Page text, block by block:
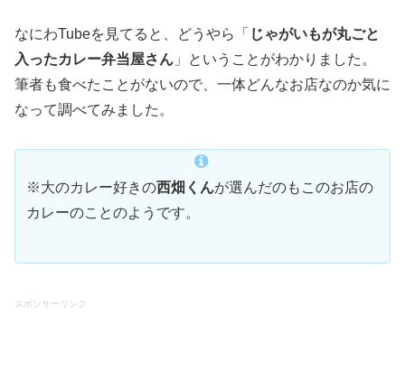
なにわTubeを見てると、どうやら「 じゃがいもが丸ごと
入ったカレー弁当屋さん 」ということがわかりました。
筆者も食べたことがないので、一体どんなお店なのか気に
なって調べてみました。
※大のカレー好きの西畑くんが選んだのもこのお店の
カレーのことのようです。
スポンサーリンク